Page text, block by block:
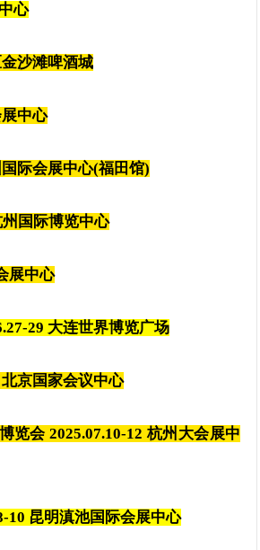
心
沙滩啤酒城
中心
际会展中心(福田馆)
国际博览中心
展中心
29 大连世界博览广场
北京国家会议中心
览会 2025.07.10-12 杭州大会展中
10 昆明滇池国际会展中心